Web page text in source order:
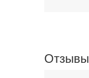
Отзывы